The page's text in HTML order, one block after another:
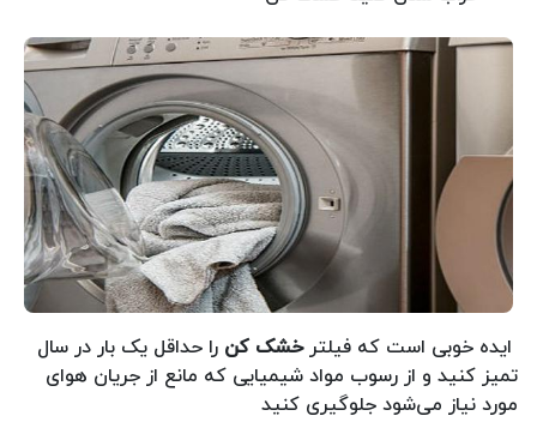
ایده خوبی است که فیلترخشک کن را حداقل یک بار در سال
تمیز کنید و از رسوب مواد شیمیایی که مانع از جریان هوای
مورد نیاز می‌شود جلوگیری کنید